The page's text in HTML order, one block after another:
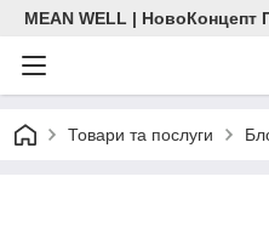
MEAN WELL | НовоКонцепт
Товари та послуги